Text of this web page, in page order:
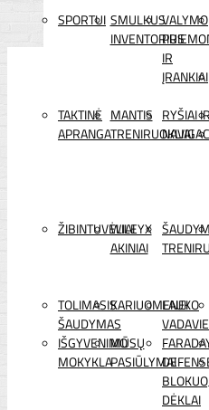
SPORTUI SMULKUS
INVENTORIUS
VALYMO
IR
ĮRANKIAI
TAKTINĖ
APRANGA
MANTIS
TRENIRUOKLIAI
RYŠIAI IR
ŽIBINTUVĖLIAI
WILEYX
AKINIAI
TOLIMASIS
ŠAUDYMAS
KARIUOMENEI
LAUKO
IŠGYVENIMO
MOKYKLA
MŪSŲ
PASIŪLYMAI
DĖKLAI